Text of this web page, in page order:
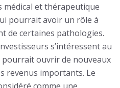
médical et thérapeutique
pourrait avoir un rôle à
de certaines pathologies.
s’intéressent au
pourrait ouvrir de nouveaux
revenus importants. Le
comme une